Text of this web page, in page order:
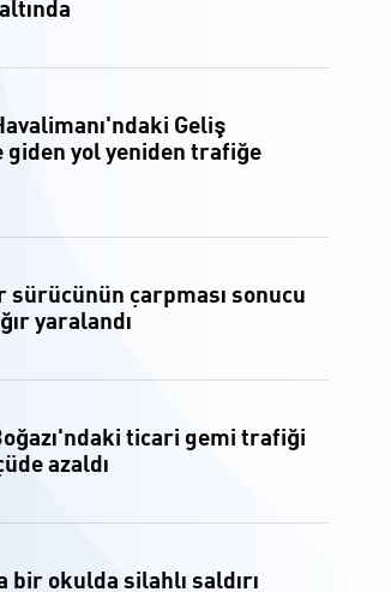
Geliş
giden yol yeniden trafiğe
sürücünün çarpması sonucu
yaralandı
ticari gemi trafiği
azaldı
bir okulda silahlı saldırı